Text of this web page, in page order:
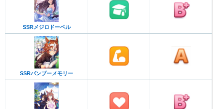
SSRメジロドーベル
SSRバンブーメモリー